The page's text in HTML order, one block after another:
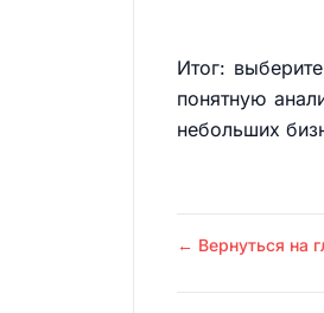
Итог:
понятную
небольших
← Вернуться на